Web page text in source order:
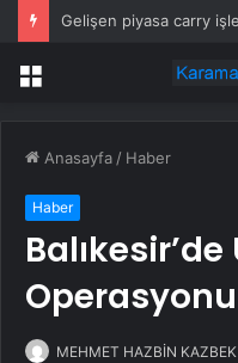
Gelişen piyasa carry
Menü
Anasayfa / Haber
Haber
Operasyonu
MEHMET HAZBİN KAZBEK